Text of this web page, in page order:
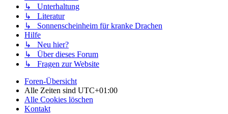
↳ Unterhaltung
↳ Literatur
↳ Sonnenscheinheim für kranke Drachen
Hilfe
↳ Neu hier?
↳ Über dieses Forum
↳ Fragen zur Website
Foren-Übersicht
Alle Zeiten sind UTC+01:00
Alle Cookies löschen
Kontakt